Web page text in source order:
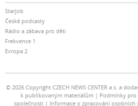
Starjob
České podcasty
Rádio a zábava pro děti
Frekvence 1
Evropa 2
© 2026 Copyright CZECH NEWS CENTER a.s. a
k publikovaným materiálům
Podmínky
společnosti
Informace o zpracování osobních